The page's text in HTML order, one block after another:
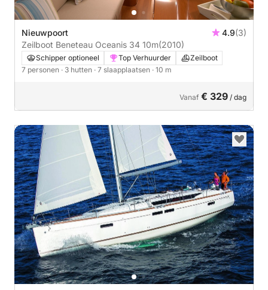
Nieuwpoort 4.9(3)
Zeilboot Beneteau Oceanis 34 10m(2010)
Schipper optioneel Top Verhuurder
Zeilboot
7 personen · 3 hutten · 7 slaapplaatsen · 10 m
Vanaf € 329 / dag